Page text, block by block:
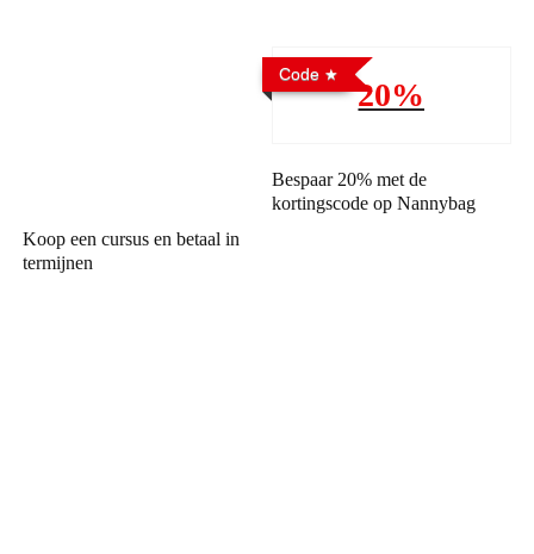
Koop een cursus en betaal in
termijnen
Code
20%
Bespaar 20% met de
kortingscode op Nannybag